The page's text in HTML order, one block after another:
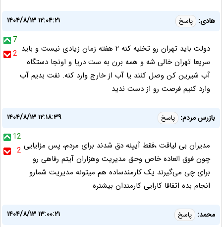
هادی: پاسخ
۱۴۰۴/۸/۱۳ ۱۲:۰۴:۲۱
7
2 دولت باید تهران رو تخلیه کنه ۲ هفته زمان زیادی نیست و باید
سریعا تهران خالی شه و همه برن به ست دریا و اونجا دستگاه
آب شیرین کن وصل کنند یا آب از خارج وارد کنه. نفت بدیم آب
وارد کنیم فرصت رو از دست ندید
بازرس مردم: پاسخ
۱۴۰۴/۸/۱۳ ۱۲:۱۸:۳۹
12
2 مدیران بی لیاقت ،فقط آیینه دق شدند برای مردم، پس مزایایی
چون فوق العاده خاص وحق مدیریت وهزاران آیتم رفاهی رو
برای چی می‌گیرند یک کارمندساده هم میتونه مدیریت شمارو
انجام بده اتفاقا کارایی کارمندان بیشتره
محمد: پاسخ
۱۴۰۴/۸/۱۳ ۱۳:۰۰:۲۱